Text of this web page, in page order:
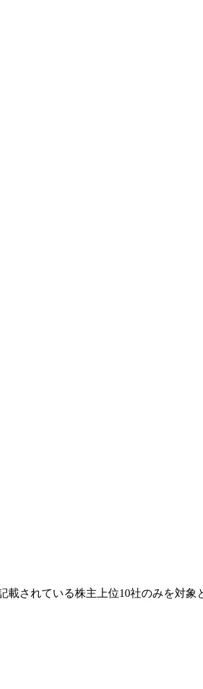
されている株主上位10社のみを対